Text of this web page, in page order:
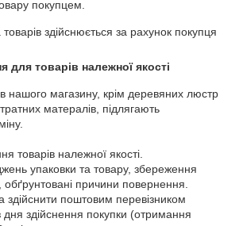
покупцем.
здійснюється за рахунок покупця
для товарів належної якості
нашого магазину, крім деревяних люстр
матералів, підлягають
товарів належної якості.
упаковки та товару, збереження
обґрунтовані причини повернення.
поштовим перевізником
дня здійснення покупки (отримання